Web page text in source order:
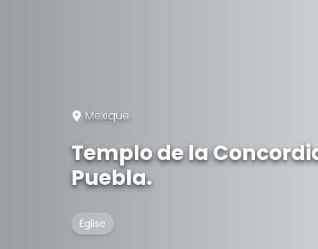
Mexique
Templo de la
Puebla.
Église